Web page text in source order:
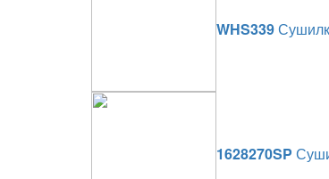
WHS339
1628270SP